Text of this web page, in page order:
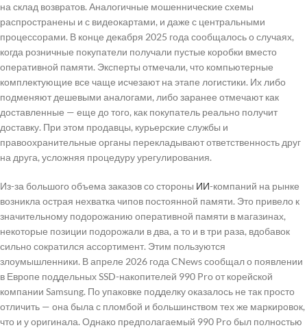
на склад возвратов. Аналогичные мошеннические схемы
распространены и с видеокартами, и даже с центральными
процессорами. В конце декабря 2025 года сообщалось о случаях,
когда розничные покупатели получали пустые коробки вместо
оперативной памяти. Эксперты отмечали, что компьютерные
комплектующие все чаще исчезают на этапе логистики. Их либо
подменяют дешевыми аналогами, либо заранее отмечают как
доставленные — еще до того, как покупатель реально получит
доставку. При этом продавцы, курьерские службы и
правоохранительные органы перекладывают ответственность друг
на друга, усложняя процедуру урегулирования.
Из-за большого объема заказов со стороны ИИ-компаний на рынке
возникла острая нехватка чипов постоянной памяти. Это привело к
значительному подорожанию оперативной памяти в магазинах,
некоторые позиции подорожали в два, а то и в три раза, вдобавок
сильно сократился ассортимент. Этим пользуются
злоумышленники. В апреле 2026 года CNews сообщал о появлении
в Европе поддельных SSD-накопителей 990 Pro от корейской
компании Samsung. По упаковке подделку оказалось не так просто
отличить — она была с пломбой и большинством тех же маркировок,
что и у оригинала. Однако предполагаемый 990 Pro был полностью